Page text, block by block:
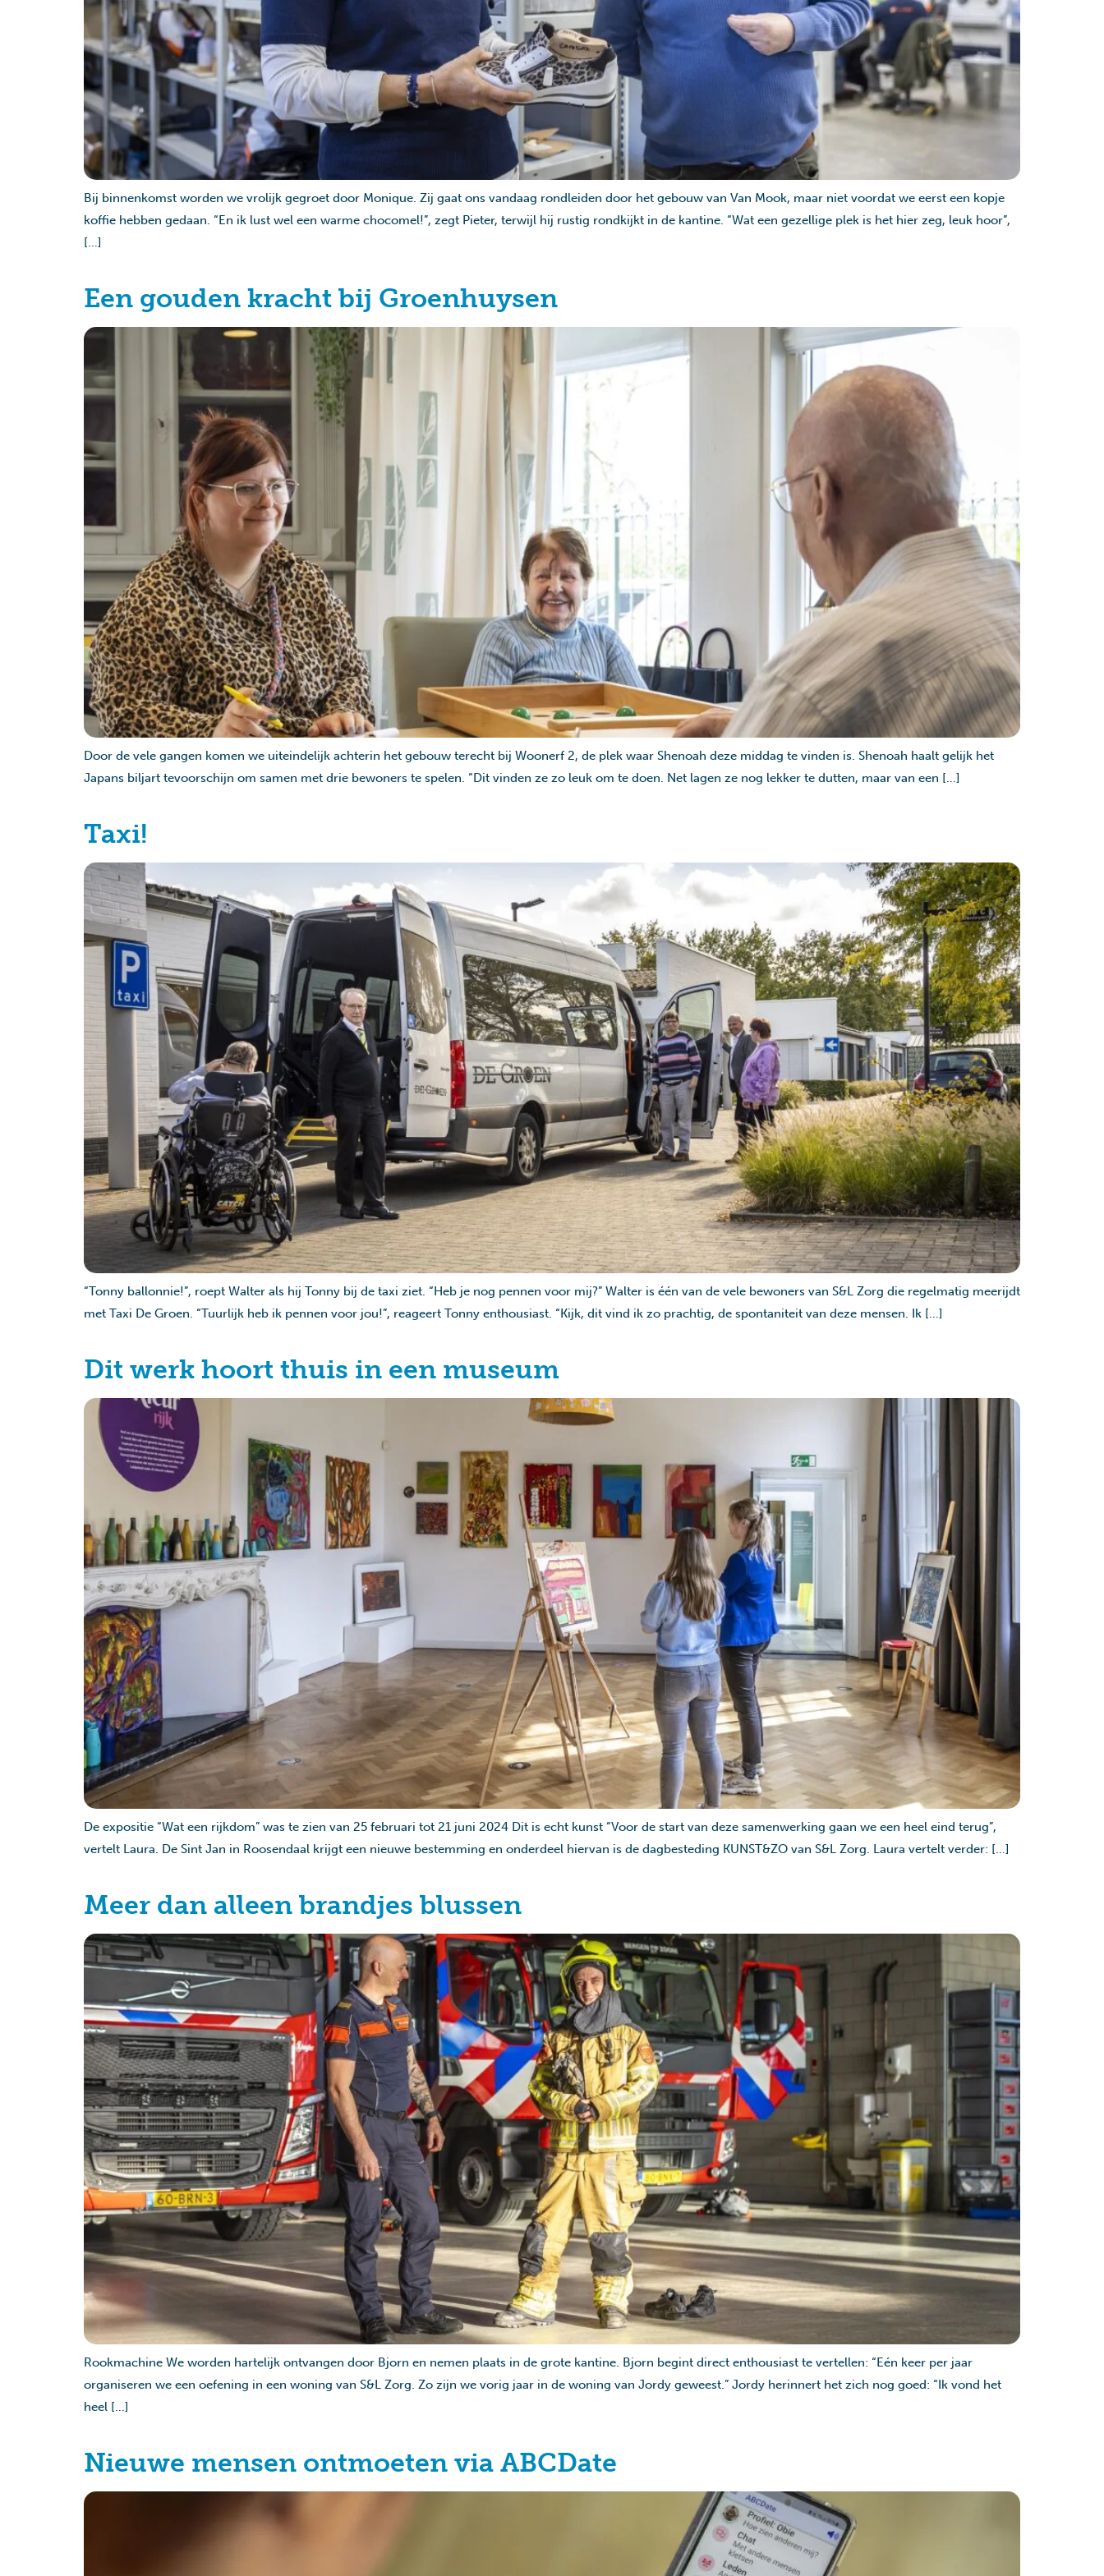
Bij binnenkomst worden we vrolijk gegroet door Monique. Zij gaat ons vandaag rondleiden door het gebouw van Van Mook, maar niet voordat we eerst een kopje
koffie hebben gedaan. “En ik lust wel een warme chocomel!”, zegt Pieter, terwijl hij rustig rondkijkt in de kantine. “Wat een gezellige plek is het hier zeg, leuk hoor”,
[…]
Een gouden kracht bij Groenhuysen
Door de vele gangen komen we uiteindelijk achterin het gebouw terecht bij Woonerf 2, de plek waar Shenoah deze middag te vinden is. Shenoah haalt gelijk het
Japans biljart tevoorschijn om samen met drie bewoners te spelen. “Dit vinden ze zo leuk om te doen. Net lagen ze nog lekker te dutten, maar van een […]
Taxi!
“Tonny ballonnie!”, roept Walter als hij Tonny bij de taxi ziet. “Heb je nog pennen voor mij?” Walter is één van de vele bewoners van S&L Zorg die regelmatig meerijdt
met Taxi De Groen. “Tuurlijk heb ik pennen voor jou!”, reageert Tonny enthousiast. “Kijk, dit vind ik zo prachtig, de spontaniteit van deze mensen. Ik […]
Dit werk hoort thuis in een museum
De expositie “Wat een rijkdom” was te zien van 25 februari tot 21 juni 2024 Dit is echt kunst “Voor de start van deze samenwerking gaan we een heel eind terug”,
vertelt Laura. De Sint Jan in Roosendaal krijgt een nieuwe bestemming en onderdeel hiervan is de dagbesteding KUNST&ZO van S&L Zorg. Laura vertelt verder: […]
Meer dan alleen brandjes blussen
Rookmachine We worden hartelijk ontvangen door Bjorn en nemen plaats in de grote kantine. Bjorn begint direct enthousiast te vertellen: “Eén keer per jaar
organiseren we een oefening in een woning van S&L Zorg. Zo zijn we vorig jaar in de woning van Jordy geweest.” Jordy herinnert het zich nog goed: “Ik vond het
heel […]
Nieuwe mensen ontmoeten via ABCDate